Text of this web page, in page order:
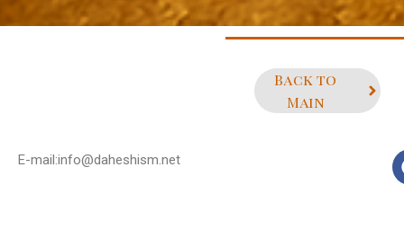
Back to
Main
E-mail:info@daheshism.net